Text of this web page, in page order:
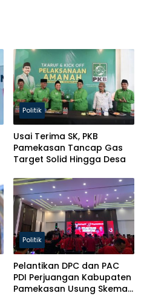
Politik
Usai Terima SK, PKB
Pamekasan Tancap Gas
Target Solid Hingga Desa
Politik
Pelantikan DPC dan PAC
PDI Perjuangan Kabupaten
Pamekasan Usung Skema